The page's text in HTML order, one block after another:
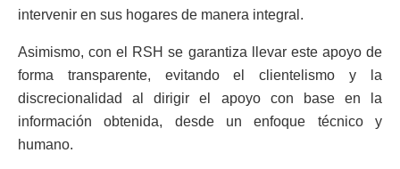
intervenir en sus hogares de manera integral.
Asimismo, con el RSH se garantiza llevar este apoyo de
forma transparente, evitando el clientelismo y la
discrecionalidad al dirigir el apoyo con base en la
información obtenida, desde un enfoque técnico y
humano.